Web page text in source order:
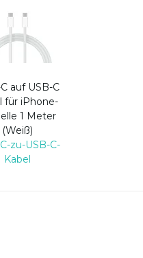
auf USB-C
für iPhone-
1 Meter
(Weiß)
zu-USB-C-
Kabel